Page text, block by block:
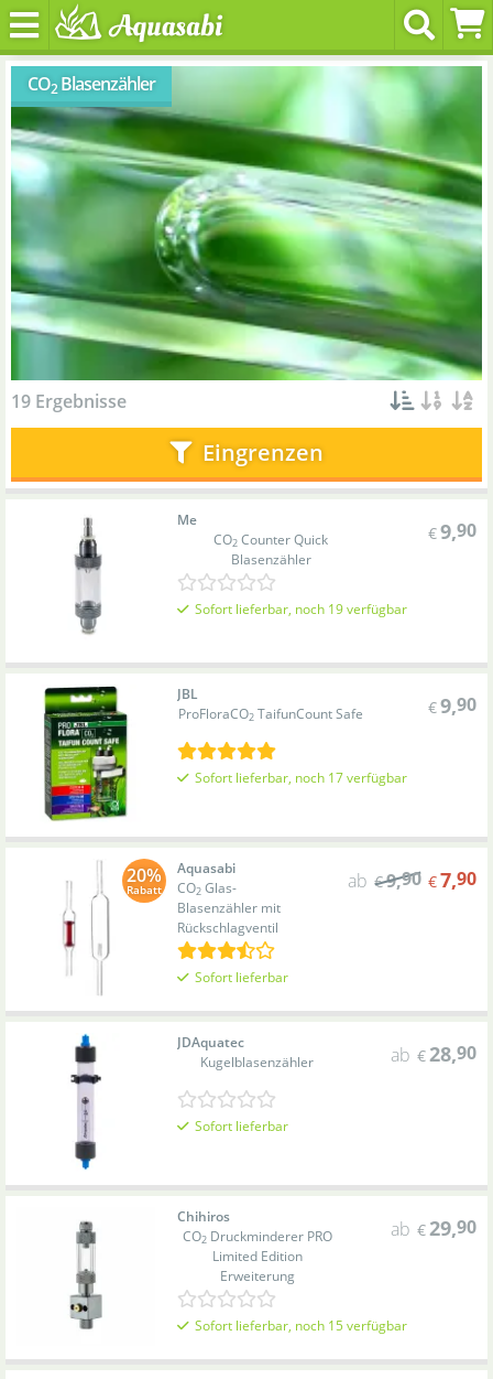
CO2 Blasenzähler
19 Ergebnisse
Eingrenzen
Me
CO2 Counter Quick
Blasenzähler
€9,90
Sofort lieferbar, noch 19 verfügbar
JBL
ProFloraCO2 TaifunCount Safe €9,90
Sofort lieferbar, noch 17 verfügbar
20%
Rabatt
Aquasabi
CO2Glas-
Blasenzähler mit
Rückschlagventil
ab €9,90 €7,90
Sofort lieferbar
JDAquatec
Kugelblasenzähler
ab €28,90
Sofort lieferbar
Chihiros
CO2Druckminderer PRO
Limited Edition
Erweiterung
ab €29,90
Sofort lieferbar, noch 15 verfügbar